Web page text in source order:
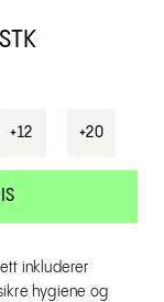
+12 +20
inkluderer
hygiene og